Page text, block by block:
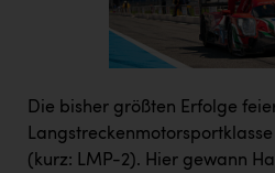
Die bisher größten Erfolge
(kurz: LMP-2). Hier gewann